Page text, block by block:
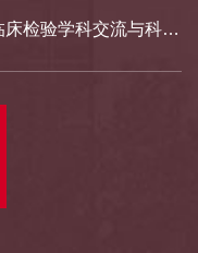
为促进党建与业务深度融合，加强临床检验学科交流与科研创新，6月1...